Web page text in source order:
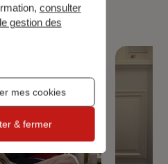
consulter
gestion des
mes cookies
& fermer